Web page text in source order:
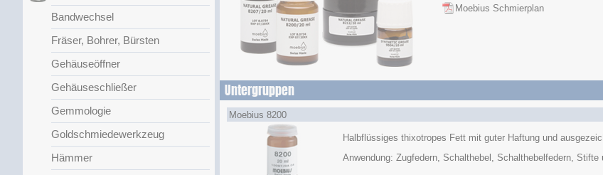
Bandwechsel
Fräser, Bohrer, Bürsten
Gehäuseöffner
Gehäuseschließer
Gemmologie
Goldschmiedewerkzeug
Hämmer
Moebius Schmierplan
Untergruppen
Moebius 8200
Halbflüssiges thixotropes Fett mit guter Haftung und
Anwendung: Zugfedern, Schalthebel, Schalthebelfedern, Stifte